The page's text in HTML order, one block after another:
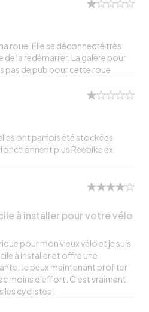
roue .Elle se déconnecté très
la redémarrer. La galère pour
pas de pub pour cette roue
ont parfois été stockées
plus Reebike ex
à installer pour votre vélo
pour mon vieux vélo et je suis
à installer et offre une
Je peux maintenant profiter
moins d'effort. C'est vraiment
les cyclistes !